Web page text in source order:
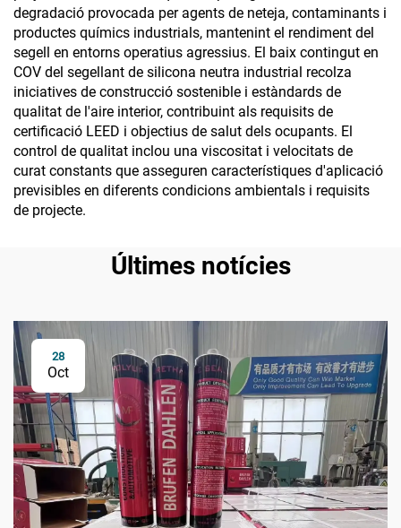
degradació provocada per agents de neteja, contaminants i
productes químics industrials, mantenint el rendiment del
segell en entorns operatius agressius. El baix contingut en
COV del segellant de silicona neutra industrial recolza
iniciatives de construcció sostenible i estàndards de
qualitat de l'aire interior, contribuint als requisits de
certificació LEED i objectius de salut dels ocupants. El
control de qualitat inclou una viscositat i velocitats de
curat constants que asseguren característiques d'aplicació
previsibles en diferents condicions ambientals i requisits
de projecte.
Últimes notícies
28
Oct